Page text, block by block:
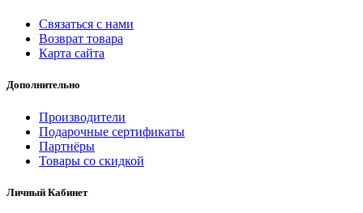
Связаться с нами
Возврат товара
Карта сайта
Дополнительно
Производители
Подарочные сертификаты
Партнёры
Товары со скидкой
Личный Кабинет